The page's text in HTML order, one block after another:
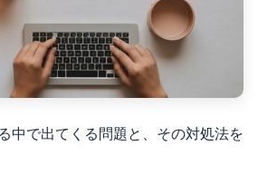
中で出てくる問題と、その対処法を